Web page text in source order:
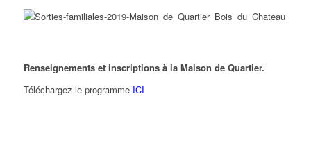
Renseignements et inscriptions à la Maison de Quartier.
Téléchargez le programme ICI